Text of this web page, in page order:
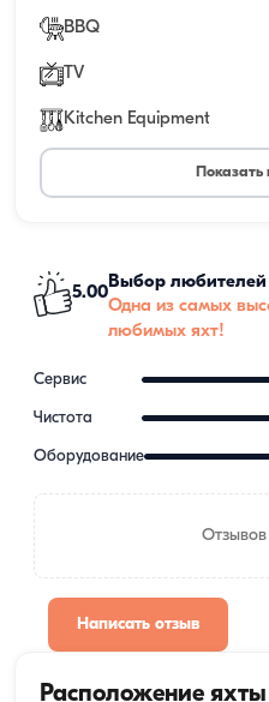
BBQ
TV
Kitchen Equipment
Показать
5.00
Выбор
Одна из самых
любимых яхт!
Сервис
Чистота
Оборудование
Отзывов
Написать отзыв
Расположение яхты